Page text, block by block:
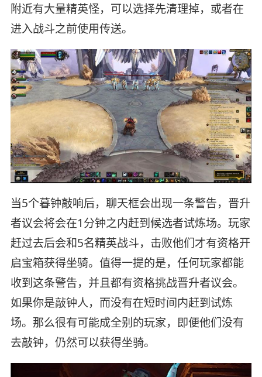
附近有大量精英怪，可以选择先清理掉，或者在
进入战斗之前使用传送。
当5个暮钟敲响后，聊天框会出现一条警告，晋升
者议会将会在1分钟之内赶到候选者试炼场。玩家
赶过去后会和5名精英战斗，击败他们才有资格开
启宝箱获得坐骑。值得一提的是，任何玩家都能
收到这条警告，并且都有资格挑战晋升者议会。
如果你是敲钟人，而没有在短时间内赶到试炼
场。那么很有可能成全别的玩家，即便他们没有
去敲钟，仍然可以获得坐骑。